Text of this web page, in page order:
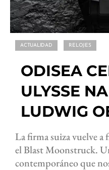
ACTUALIDAD RELOJES
ODISEA
ULYSSE
LUDWIG
La firma suiza vuelve a
el Blast Moonstruck.
contemporáneo que